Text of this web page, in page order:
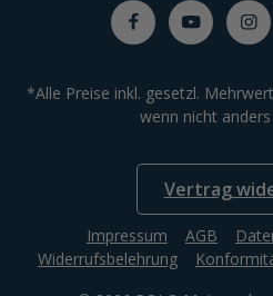
*Alle Preise inkl. gesetzl.
wenn nicht
Vertrag
Impressum AGB
Widerrufsbelehrung